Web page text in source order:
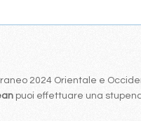
2024 Orientale e
puoi effettuare una